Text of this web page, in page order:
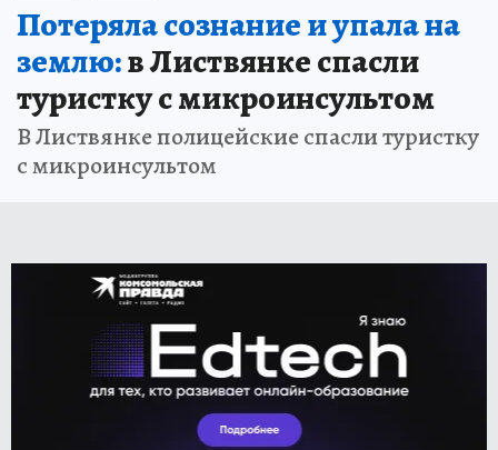
Потеряла сознание и упала на
землю:в Листвянке спасли
туристку с микроинсультом
В Листвянке полицейские спасли туристку
с микроинсультом